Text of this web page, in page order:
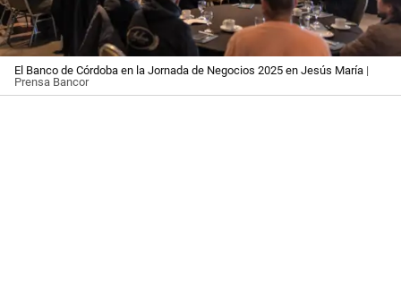
El Banco de Córdoba en la Jornada de Negocios 2025 en Jesús María |
Prensa Bancor